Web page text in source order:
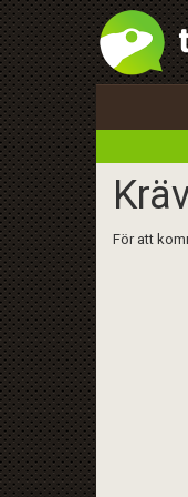
För att